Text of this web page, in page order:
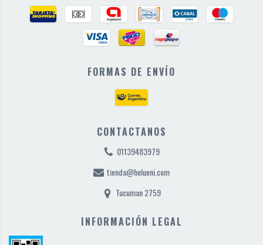
FORMAS DE ENVÍO
CONTACTANOS
01139483979
tienda@helueni.com
Tucuman 2759
INFORMACIÓN LEGAL